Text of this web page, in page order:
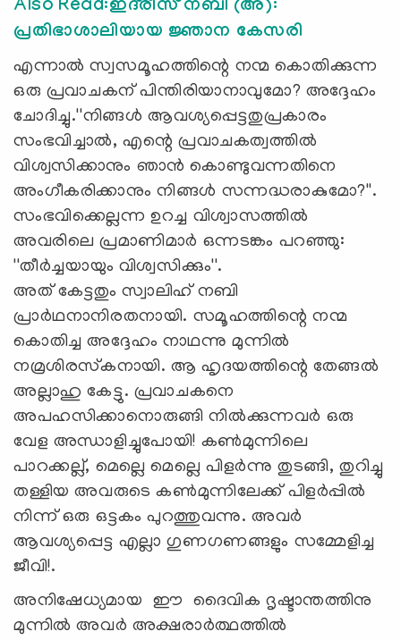
Also Read:ഇദ്‌രീസ് നബി (അ):
പ്രതിഭാശാലിയായ ജ്ഞാന കേസരി
എന്നാല്‍ സ്വസമൂഹത്തിന്റെ നന്മ കൊതിക്കുന്ന
ഒരു പ്രവാചകന് പിന്തിരിയാനാവുമോ? അദ്ദേഹം
ചോദിച്ചു.''നിങ്ങള്‍ ആവശ്യപ്പെട്ടതുപ്രകാരം
സംഭവിച്ചാല്‍, എന്റെ പ്രവാചകത്വത്തില്‍
വിശ്വസിക്കാനും ഞാന്‍ കൊണ്ടുവന്നതിനെ
അംഗീകരിക്കാനും നിങ്ങള്‍ സന്നദ്ധരാകുമോ?''.
സംഭവിക്കെല്ലന്ന ഉറച്ച വിശ്വാസത്തില്‍
അവരിലെ പ്രമാണിമാര്‍ ഒന്നടങ്കം പറഞ്ഞു:
''തീര്‍ച്ചയായും വിശ്വസിക്കും''.
അത് കേട്ടതും സ്വാലിഹ് നബി
പ്രാര്‍ഥനാനിരതനായി. സമൂഹത്തിന്റെ നന്മ
കൊതിച്ച അദ്ദേഹം നാഥന്നു മുന്നില്‍
നമ്രശിരസ്‌കനായി. ആ ഹൃദയത്തിന്റെ തേങ്ങൽ
അല്ലാഹു കേട്ടു. പ്രവാചകനെ
അപഹസിക്കാനൊരുങ്ങി നിൽക്കുന്നവർ ഒരു
വേള അന്ധാളിച്ചുപോയി! കണ്‍മുന്നിലെ
പാറക്കല്ല്, മെല്ലെ മെല്ലെ പിളര്‍ന്നു തുടങ്ങി, തുറിച്ചു
തള്ളിയ അവരുടെ കണ്‍മുന്നിലേക്ക് പിളര്‍പ്പില്‍
നിന്ന് ഒരു ഒട്ടകം പുറത്തുവന്നു. അവര്‍
ആവശ്യപ്പെട്ട എല്ലാ ഗുണഗണങ്ങളും സമ്മേളിച്ച
ജീവി!.
അനിഷേധ്യമായ ഈ ദൈവിക ദൃഷ്ടാന്തത്തിനു
മുന്നില്‍ അവർ അക്ഷരാർത്ഥത്തിൽ